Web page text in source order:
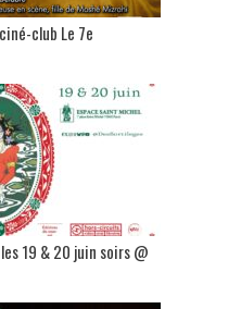
ciné-club Le 7e
19 & 20 juin soirs @